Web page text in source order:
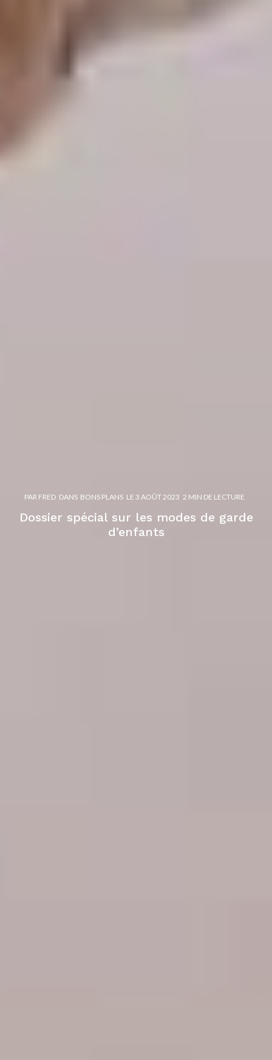
PAR FRED DANS BONS PLANS LE 3 AOÛT 2023 2 MIN DE LECTURE
Dossier spécial sur les modes de garde
d’enfants